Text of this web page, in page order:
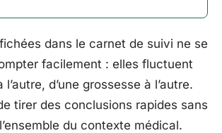
dans le carnet de suivi ne se
facilement : elles fluctuent
l’autre, d’une grossesse à l’autre.
tirer des conclusions rapides sans
du contexte médical.